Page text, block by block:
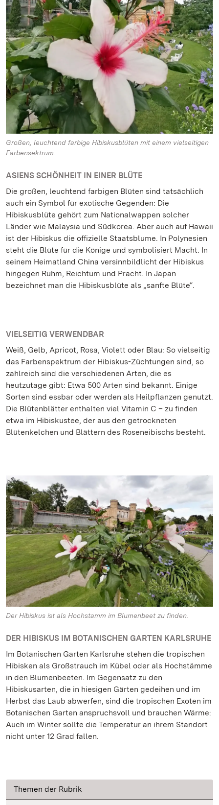
Großen, leuchtend farbige Hibiskusblüten mit einem vielseitigen
Farbensektrum.
ASIENS SCHÖNHEIT IN EINER BLÜTE
Die großen, leuchtend farbigen Blüten sind tatsächlich
auch ein Symbol für exotische Gegenden: Die
Hibiskusblüte gehört zum Nationalwappen solcher
Länder wie Malaysia und Südkorea. Aber auch auf Hawaii
ist der Hibiskus die offizielle Staatsblume. In Polynesien
steht die Blüte für die Könige und symbolisiert Macht. In
seinem Heimatland China versinnbildlicht der Hibiskus
hingegen Ruhm, Reichtum und Pracht. In Japan
bezeichnet man die Hibiskusblüte als „sanfte Blüte“.
VIELSEITIG VERWENDBAR
Weiß, Gelb, Apricot, Rosa, Violett oder Blau: So vielseitig
das Farbenspektrum der Hibiskus-Züchtungen sind, so
zahlreich sind die verschiedenen Arten, die es
heutzutage gibt: Etwa 500 Arten sind bekannt. Einige
Sorten sind essbar oder werden als Heilpflanzen genutzt.
Die Blütenblätter enthalten viel Vitamin C – zu finden
etwa im Hibiskustee, der aus den getrockneten
Blütenkelchen und Blättern des Roseneibischs besteht.
Der Hibiskus ist als Hochstamm im Blumenbeet zu finden.
DER HIBISKUS IM BOTANISCHEN GARTEN KARLSRUHE
Im Botanischen Garten Karlsruhe stehen die tropischen
Hibisken als Großstrauch im Kübel oder als Hochstämme
in den Blumenbeeten. Im Gegensatz zu den
Hibiskusarten, die in hiesigen Gärten gedeihen und im
Herbst das Laub abwerfen, sind die tropischen Exoten im
Botanischen Garten anspruchsvoll und brauchen Wärme:
Auch im Winter sollte die Temperatur an ihrem Standort
nicht unter 12 Grad fallen.
Themen der Rubrik